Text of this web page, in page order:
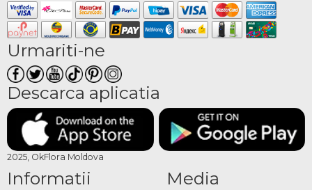
Urmariti-ne
Descarca aplicatia
2025, OkFlora Moldova
Informatii Media